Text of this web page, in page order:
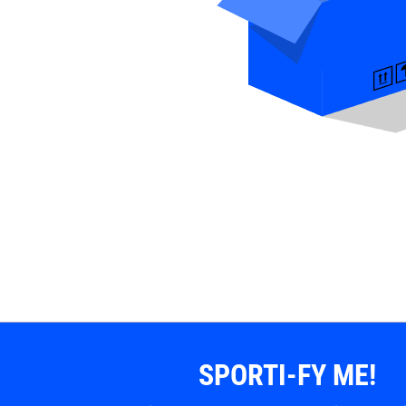
SPORTI-FY ME!